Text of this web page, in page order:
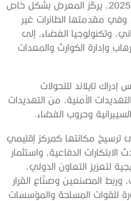
وفي نسخته الـ12 لعام 2025، يركّز المعرض بشكل خاص
مقدمتها الطائرات غير
وتكنولوجيا الفضاء، إلى
وإدارة الكوارث والمعدات
تايلاند للتحولات
الأمنية، من التهديدات
وحروب الفضاء.
مكانتها كمركز إقليمي
الدفاعية، واستثمار
لتعزيز التعاون الدولي،
وربط المصنعين وصنّاع القرار
للقوات المسلحة والمؤسسات